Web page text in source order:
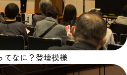
てなに？登壇模様